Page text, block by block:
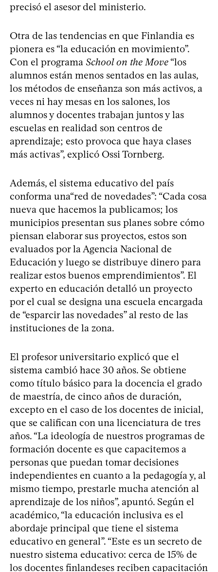
precisó el asesor del ministerio.
Otra de las tendencias en que Finlandia es
pionera es “la educación en movimiento”.
Con el programa School on the Move “los
alumnos están menos sentados en las aulas,
los métodos de enseñanza son más activos, a
veces ni hay mesas en los salones, los
alumnos y docentes trabajan juntos y las
escuelas en realidad son centros de
aprendizaje; esto provoca que haya clases
más activas”, explicó Ossi Tornberg.
Además, el sistema educativo del país
conforma una“red de novedades”: “Cada cosa
nueva que hacemos la publicamos; los
municipios presentan sus planes sobre cómo
piensan elaborar sus proyectos, estos son
evaluados por la Agencia Nacional de
Educación y luego se distribuye dinero para
realizar estos buenos emprendimientos”. El
experto en educación detalló un proyecto
por el cual se designa una escuela encargada
de “esparcir las novedades” al resto de las
instituciones de la zona.
El profesor universitario explicó que el
sistema cambió hace 30 años. Se obtiene
como título básico para la docencia el grado
de maestría, de cinco años de duración,
excepto en el caso de los docentes de inicial,
que se califican con una licenciatura de tres
años. “La ideología de nuestros programas de
formación docente es que capacitemos a
personas que puedan tomar decisiones
independientes en cuanto a la pedagogía y, al
mismo tiempo, prestarle mucha atención al
aprendizaje de los niños”, apuntó. Según el
académico, “la educación inclusiva es el
abordaje principal que tiene el sistema
educativo en general”. “Este es un secreto de
nuestro sistema educativo: cerca de 15% de
los docentes finlandeses reciben capacitación